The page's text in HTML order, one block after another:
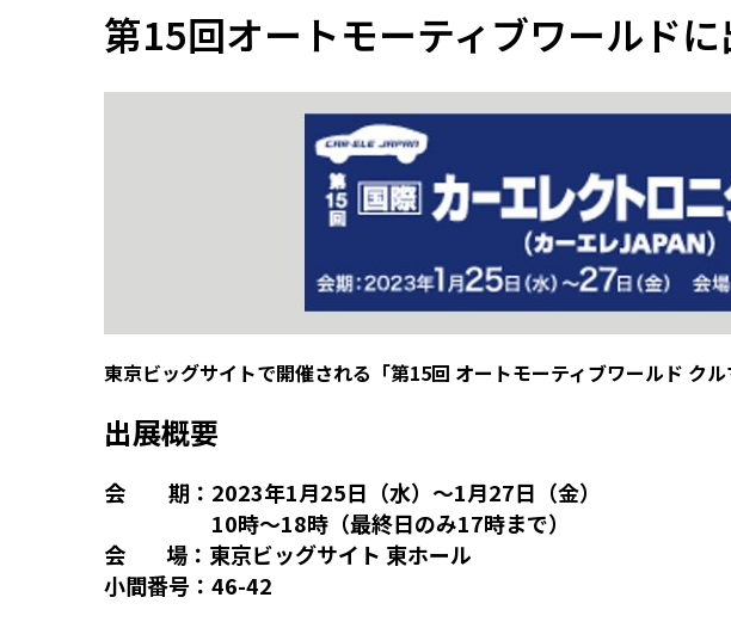
第15回オートモーティブワールドに
東京ビッグサイトで開催される「第15回 オートモーティブワールド クル
出展概要
会 期： 2023年1月25日（水）～1月27日（金）
10時～18時（最終日のみ17時まで）
会 場：東京ビッグサイト 東ホール
小間番号：46-42